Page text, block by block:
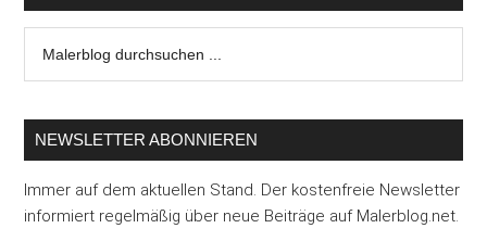
durchsuchen
NEWSLETTER ABONNIEREN
Immer auf dem aktuellen Stand. Der kostenfreie Newsletter
informiert regelmäßig über neue Beiträge auf Malerblog.net.